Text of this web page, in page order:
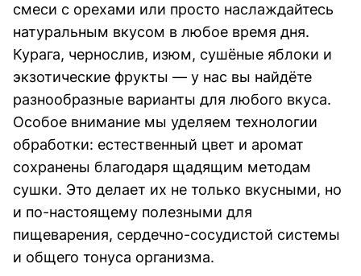
смеси с орехами или просто наслаждайтесь
натуральным вкусом в любое время дня.
Курага, чернослив, изюм, сушёные яблоки и
экзотические фрукты — у нас вы найдёте
разнообразные варианты для любого вкуса.
Особое внимание мы уделяем технологии
обработки: естественный цвет и аромат
сохранены благодаря щадящим методам
сушки. Это делает их не только вкусными, но
и по-настоящему полезными для
пищеварения, сердечно-сосудистой системы
и общего тонуса организма.